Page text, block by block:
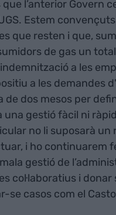
l’anterior Govern
Estem
que resten i que,
de gas un
a les
a les demandes
de dos mesos per
una gestió fàcil ni
no li suposarà
i ho continuarem
gestió de
col·laboratius i
se casos com el